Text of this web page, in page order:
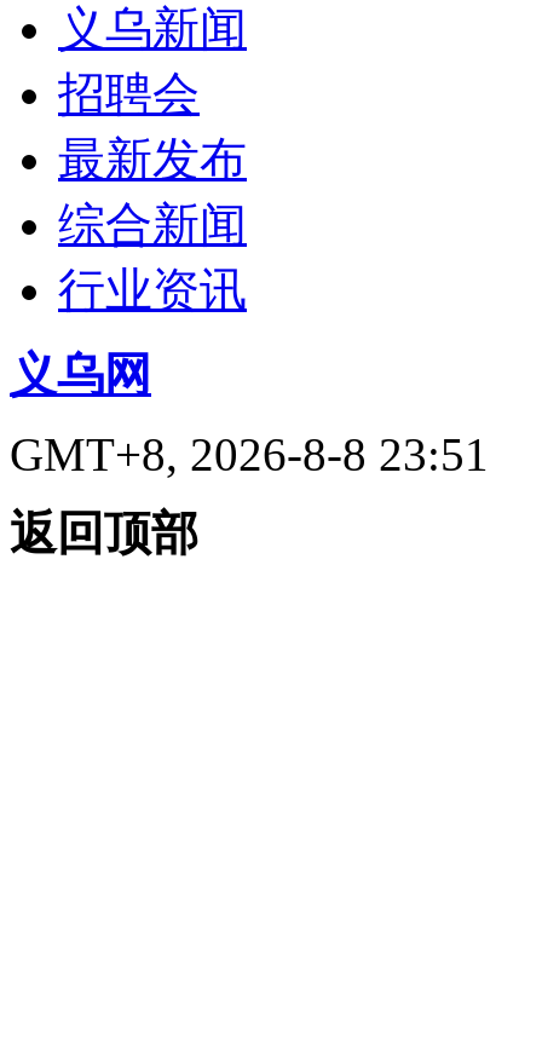
义乌新闻
招聘会
最新发布
综合新闻
行业资讯
义乌网
GMT+8, 2026-8-8 23:51
返回顶部